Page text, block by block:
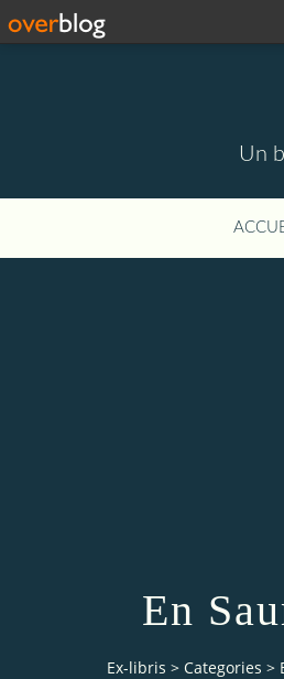
Un
En
Ex-libris > Categories >